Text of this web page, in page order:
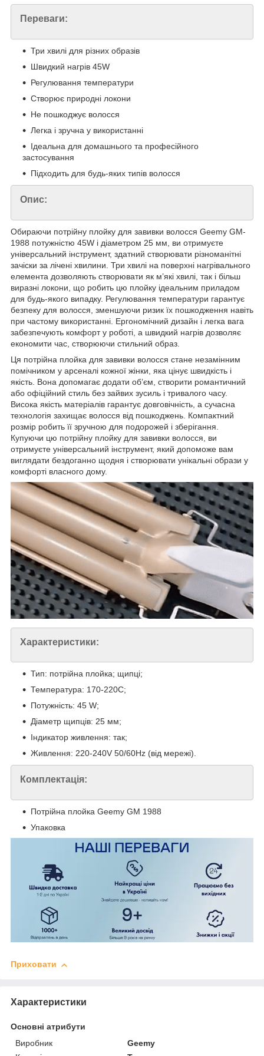
Переваги:
Три хвилі для різних образів
Швидкий нагрів 45W
Регулювання температури
Створює природні локони
Не пошкоджує волосся
Легка і зручна у використанні
Ідеальна для домашнього та професійного
застосування
Підходить для будь-яких типів волосся
Опис:
Обираючи потрійну плойку для завивки волосся Geemy GM-
1988 потужністю 45W і діаметром 25 мм, ви отримуєте
універсальний інструмент, здатний створювати різноманітні
зачіски за лічені хвилини. Три хвилі на поверхні нагрівального
елемента дозволяють створювати як м’які хвилі, так і більш
виразні локони, що робить цю плойку ідеальним приладом
для будь-якого випадку. Регулювання температури гарантує
безпеку для волосся, зменшуючи ризик їх пошкодження навіть
при частому використанні. Ергономічний дизайн і легка вага
забезпечують комфорт у роботі, а швидкий нагрів дозволяє
економити час, створюючи стильний образ.
Ця потрійна плойка для завивки волосся стане незамінним
помічником у арсеналі кожної жінки, яка цінує швидкість і
якість. Вона допомагає додати об’єм, створити романтичний
або офіційний стиль без зайвих зусиль і тривалого часу.
Висока якість матеріалів гарантує довговічність, а сучасна
технологія захищає волосся від пошкоджень. Компактний
розмір робить її зручною для подорожей і зберігання.
Купуючи цю потрійну плойку для завивки волосся, ви
отримуєте універсальний інструмент, який допоможе вам
виглядати бездоганно щодня і створювати унікальні образи у
комфорті власного дому.
Характеристики:
Тип: потрійна плойка; щипці;
Температура: 170-220С;
Потужність: 45 W;
Діаметр щипців: 25 мм;
Індикатор живлення: так;
Живлення: 220-240V 50/60Hz (від мережі).
Комплектація:
Потрійна плойка Geemy GM 1988
Упаковка
Приховати
Характеристики
Основні атрибути
Виробник
Geemy